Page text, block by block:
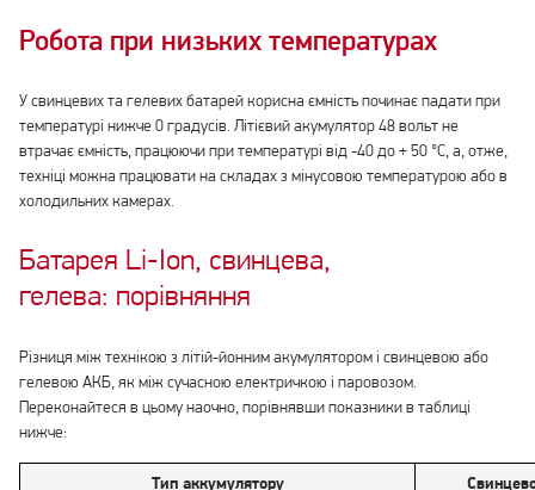
Робота при низьких температурах
У свинцевих та гелевих батарей корисна ємність починає падати при
температурі нижче 0 градусів. Літієвий акумулятор 48 вольт не
втрачає ємність, працюючи при температурі від -40 до + 50 °С, а, отже,
техніці можна працювати на складах з мінусовою температурою або в
холодильних камерах.
Батарея Li-Ion, свинцева,
гелева: порівняння
Різниця між технікою з літій-йонним акумулятором і свинцевою або
гелевою АКБ, як між сучасною електричкою і паровозом.
Переконайтеся в цьому наочно, порівнявши показники в таблиці
нижче:
Тип аккумулятору